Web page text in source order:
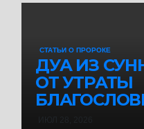
СТАТЬИ О ПРОРОКЕ
ДУА ИЗ
ОТ УТРАТЫ